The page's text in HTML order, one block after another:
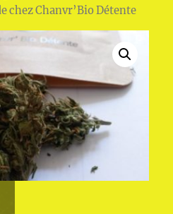
chez Chanvr’Bio Détente